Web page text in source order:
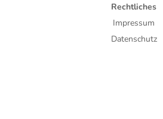
Rechtliches
Impressum
Datenschutz